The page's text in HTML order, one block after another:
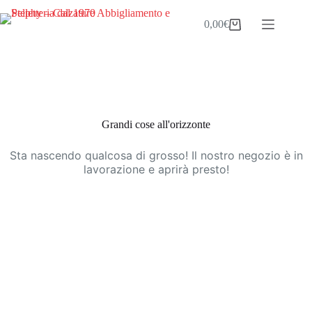
al
Carrello
0,00€
Grandi cose all'orizzonte
Sta nascendo qualcosa di grosso! Il nostro negozio è in
lavorazione e aprirà presto!